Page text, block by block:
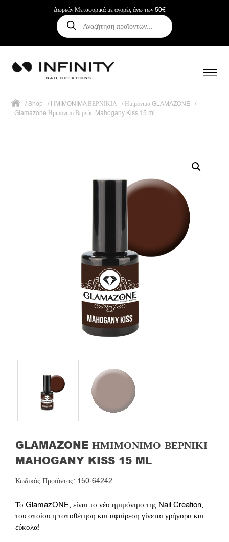
Δωρεάν Μεταφορικά με αγορές άνω των 50€
Αναζήτηση
προϊόντων
/Shop / HMIMONIMA ΒΕΡΝΙΚΙΑ / Ημιμόνιμα GLAMAZONE /
Glamazone Ημιμόνιμο Βερνίκι Mahogany Kiss 15 ml
GLAMAZONE ΗΜΙΜΌΝΙΜΟ ΒΕΡΝΊΚΙ
MAHOGANY KISS 15 ML
Κωδικός Προϊόντος: 150-64242
Το GlamazONE, είναι το νέο ημιμόνιμο της Nail Creation,
του οποίου η τοποθέτηση και αφαίρεση γίνεται γρήγορα και
εύκολα!